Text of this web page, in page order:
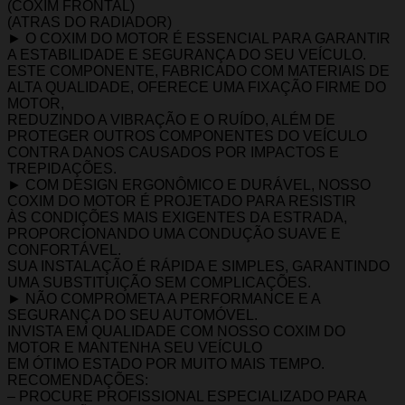
(COXIM FRONTAL)
(ATRAS DO RADIADOR)
► O COXIM DO MOTOR É ESSENCIAL PARA GARANTIR
A ESTABILIDADE E SEGURANÇA DO SEU VEÍCULO.
ESTE COMPONENTE, FABRICADO COM MATERIAIS DE
ALTA QUALIDADE, OFERECE UMA FIXAÇÃO FIRME DO
MOTOR,
REDUZINDO A VIBRAÇÃO E O RUÍDO, ALÉM DE
PROTEGER OUTROS COMPONENTES DO VEÍCULO
CONTRA DANOS CAUSADOS POR IMPACTOS E
TREPIDAÇÕES.
► COM DESIGN ERGONÔMICO E DURÁVEL, NOSSO
COXIM DO MOTOR É PROJETADO PARA RESISTIR
ÀS CONDIÇÕES MAIS EXIGENTES DA ESTRADA,
PROPORCIONANDO UMA CONDUÇÃO SUAVE E
CONFORTÁVEL.
SUA INSTALAÇÃO É RÁPIDA E SIMPLES, GARANTINDO
UMA SUBSTITUIÇÃO SEM COMPLICAÇÕES.
► NÃO COMPROMETA A PERFORMANCE E A
SEGURANÇA DO SEU AUTOMÓVEL.
INVISTA EM QUALIDADE COM NOSSO COXIM DO
MOTOR E MANTENHA SEU VEÍCULO
EM ÓTIMO ESTADO POR MUITO MAIS TEMPO.
RECOMENDAÇÕES:
– PROCURE PROFISSIONAL ESPECIALIZADO PARA